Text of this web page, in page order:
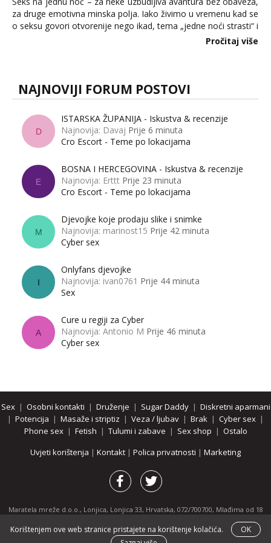
za druge emotivna minska polja. Iako živimo u vremenu kad se
o seksu govori otvorenije nego ikad, tema „jedne noći strasti“ i
dalje izaziva burne rasprave. Što zapravo misle žene, a što
Pročitaj više
NAJNOVIJI FORUM POSTOVI
D
ISTARSKA ŽUPANIJA - Iskustva & recenzije
Najnovija: Davaj Prije 6 minuta
Cro Escort - Teme po lokacijama
E
BOSNA I HERCEGOVINA - Iskustva & recenzije
Najnovija: Erttt Prije 23 minuta
Cro Escort - Teme po lokacijama
M
Djevojke koje prodaju slike i snimke
Najnovija: marinost15 Prije 42 minuta
Cyber sex
I
Onlyfans djevojke
Najnovija: ivan0761 Prije 44 minuta
Sex
A
Cure u regiji za Cyber
Najnovija: Antonio M Prije 46 minuta
Cyber sex
Sex| Osobni kontakti | Druženje | Sugar Daddy| Diskretni aparmani
| Potencija | Masaže i striptiz | Veza / ljubav | Brak | Cyber sex |
Phone sex| Fetish | Tulumi i zabave | Sex shop | Ostalo
Uvjeti korištenja | Kontakt | Polica privatnosti | Marketing
Maratela mreže d.o.o., Lonjica, Lonjica 33, Hrvatska, 072/700700, Mlađima od 18
godina zabranjeno je pregledavanje stranice i svih njenih dijelova.
Partnerski portali:osobnikontakti.com|hotline.hr|ThePornDude.com
Korištenjem ove web stranice pristajete na korištenje kolačića.
OK